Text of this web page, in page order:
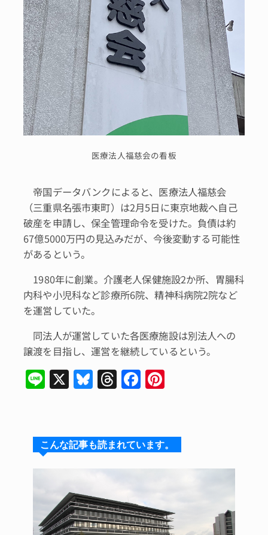
医療法人福慈会の看板
帝国データバンクによると、医療法人福慈会
（三重県名張市東町）は2月5日に東京地裁へ自己
破産を申請し、保全管理命令を受けた。負債は約
67億5000万円の見込みだが、今後変動する可能性
があるという。
1980年に創業。介護老人保健施設2か所、胃腸科
内科や小児科など診療所6院、精神科病院2院など
を運営していた。
同法人が運営していた各医療施設は別法人への
譲渡を目指し、運営を継続しているという。
Li
n
X Bl
u
s
k
y
T
hr
a
d
s
F
a
e
b
o
k
re
st
こんな記事も読まれています。